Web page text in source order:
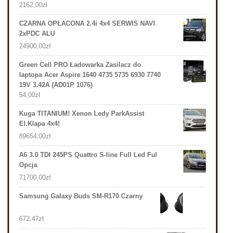
2162,00zł
CZARNA OPŁACONA 2.4i 4x4 SERWIS NAVI
2xPDC ALU
24900,00zł
Green Cell PRO Ładowarka Zasilacz do
laptopa Acer Aspire 1640 4735 5735 6930 7740
19V 3.42A (AD01P 1076)
54,00zł
Kuga TITANIUM! Xenon Ledy ParkAssist
El.Klapa 4x4!
89654,00zł
A6 3.0 TDI 245PS Quattro S-line Full Led Ful
Opcja
71700,00zł
Samsung Galaxy Buds SM-R170 Czarny
672,47zł